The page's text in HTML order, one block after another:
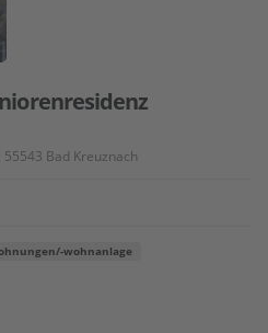
Bad Kreuznach
wohnanlage